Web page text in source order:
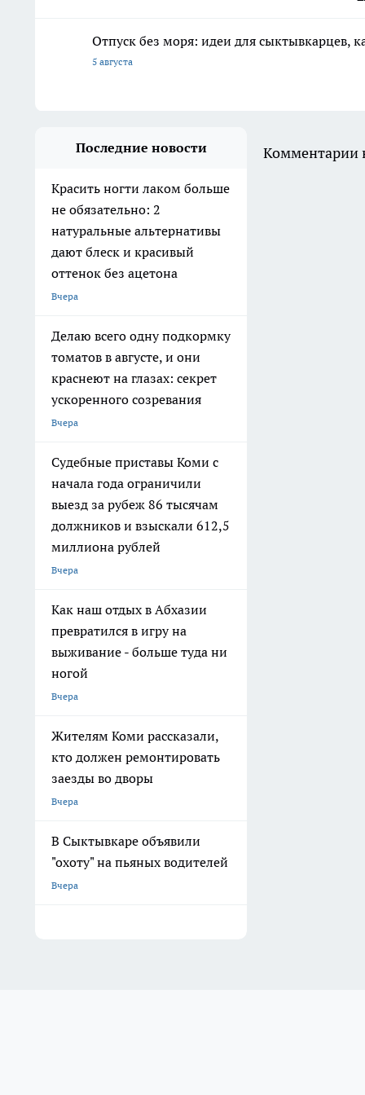
Отпуск без моря: идеи для сыктывкарцев,
5 августа
Последние новости
Красить ногти лаком больше
не обязательно: 2
натуральные альтернативы
дают блеск и красивый
оттенок без ацетона
Вчера
Делаю всего одну подкормку
томатов в августе, и они
краснеют на глазах: секрет
ускоренного созревания
Вчера
Судебные приставы Коми с
начала года ограничили
выезд за рубеж 86 тысячам
должников и взыскали 612,5
миллиона рублей
Вчера
Как наш отдых в Абхазии
превратился в игру на
выживание - больше туда ни
ногой
Вчера
Жителям Коми рассказали,
кто должен ремонтировать
заезды во дворы
Вчера
В Сыктывкаре объявили
"охоту" на пьяных водителей
Вчера
Комментарии